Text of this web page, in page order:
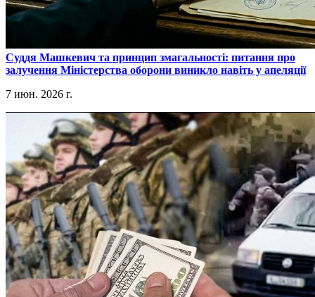
​Суддя Машкевич та принцип змагальності: питання про
залучення Міністерства оборони виникло навіть у апеляції
7 июн. 2026 г.